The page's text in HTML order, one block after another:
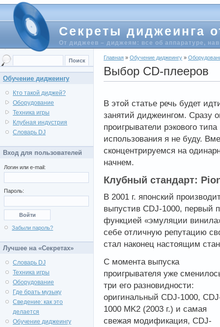
Секреты диджеинга
От диджеев – диджеям: все об аппаратуре,
Главная » Обучение диджеингу »
Выбор CD-плееров
В этой статье речь будет
занятий диджеингом. Сразу
проигрыватели рэкового
использования я не буду.
сконцентрируемся на
начнем.
Клубный стандарт:
В 2001 г. японский
выпустив CDJ-1000, первый
функцией «эмуляции
себе отличную репутацию
стал наконец настоящим
С момента выпуска
проигрывателя уже
три его разновидности:
оригинальный CDJ-1000,
1000 MK2 (2003 г.) и самая
свежая модификация, CDJ-
Обучение диджеингу
Кто такой диджей?
Оборудование
Техника игры
Клубная индустрия
Словарь DJ
Вход для пользователей
Логин или e-mail:
Пароль:
Забыли пароль?
Лучшее на «Секретах»
Словарь DJ
Техника игры
Оборудование
Где брать музыку
Сведение: как это
делается
Обучение диджеингу